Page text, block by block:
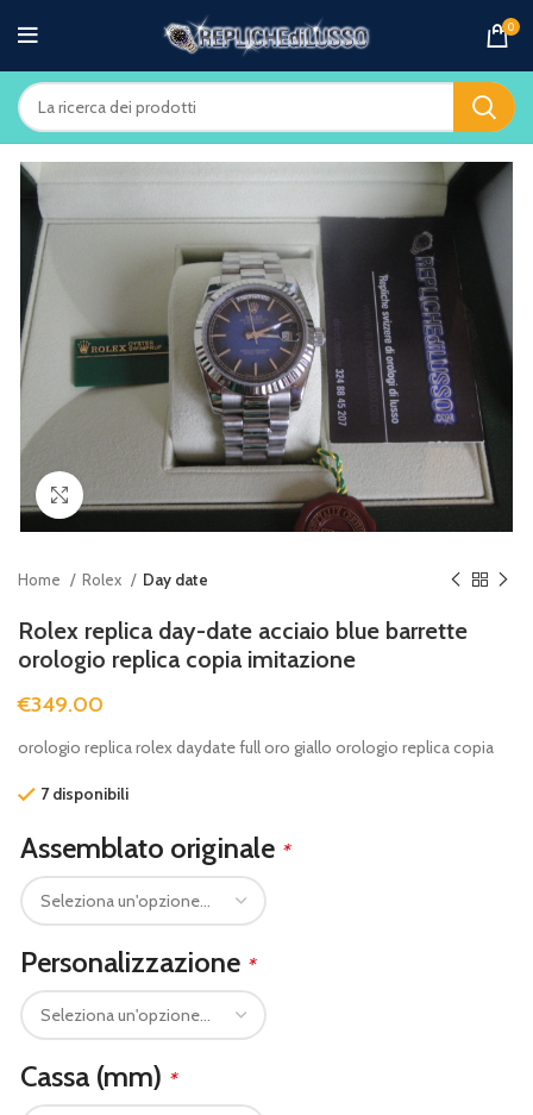
0
Home Rolex Day date
Rolex replica day-date acciaio blue barrette
orologio replica copia imitazione
€349.00
orologio replica rolex daydate full oro giallo orologio replica copia
7 disponibili
Assemblato originale *
Personalizzazione *
Cassa (mm) *